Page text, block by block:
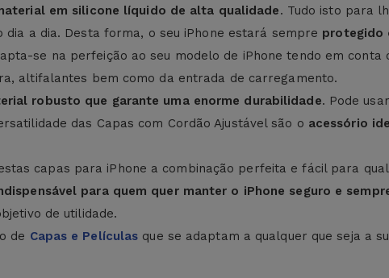
em silicone líquido de alta qualidade. Tudo isto para
a dia. Desta forma, o seu iPhone estará sempre protegido
se na perfeição ao seu modelo de iPhone tendo em
altifalantes bem como da entrada de carregamento.
robusto que garante uma enorme durabilidade. Pode
das Capas com Cordão Ajustável são o acessório
capas para iPhone a combinação perfeita e fácil para
para quem quer manter o iPhone seguro e
de utilidade.
de Capas e Películas que se adaptam a qualquer que seja a